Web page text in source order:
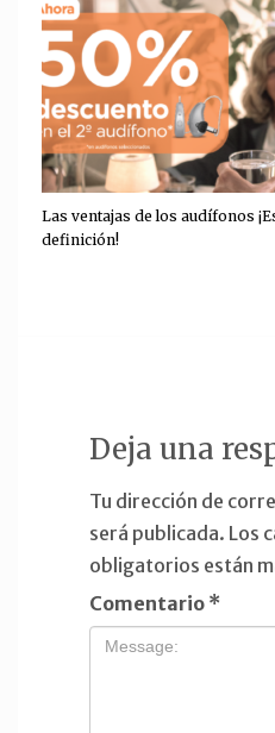
Las ventajas de los audífonos
definición!
Deja una
Tu dirección de
será publicada. Los
obligatorios están
Comentario *